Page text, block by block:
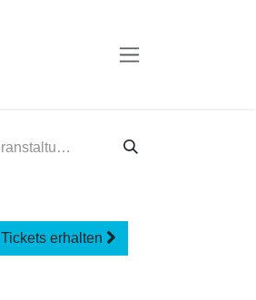
Tickets erhalten